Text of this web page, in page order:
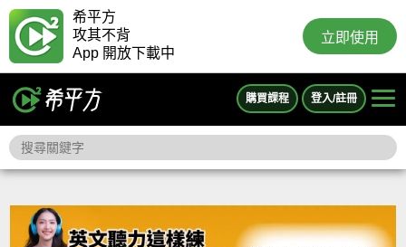
希平方
攻其不背
App 開放下載中
立即使用
購買課程 登入/註冊